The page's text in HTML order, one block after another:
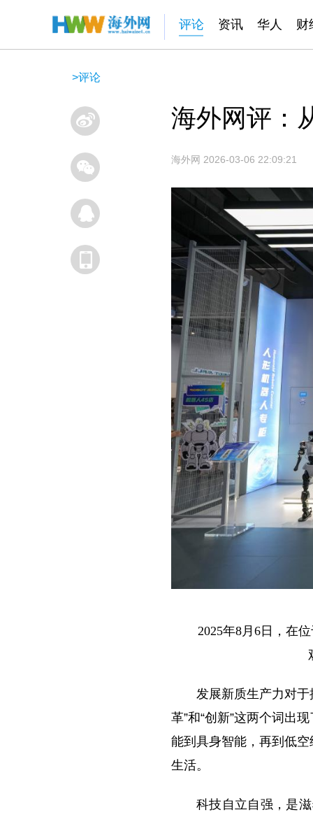
评论 资讯 华人 财
>评论
海外网评：
海外网 2026-03-06 22:09:21
2025年8月6日，在
发展新质生产力对
革”和“创新”这两个词出
能到具身智能，再到低
生活。
科技自立自强，是